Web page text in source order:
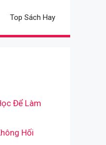
Top Sách Hay
Để Làm
Hối